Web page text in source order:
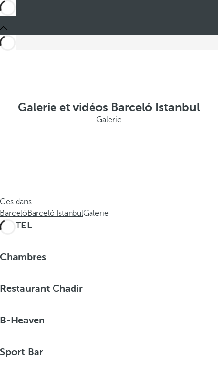
Galerie et vidéos Barceló Istanbul
Galerie
Ces dans
BarcelóBarceló IstanbulGalerie
HÔTEL
Chambres
Restaurant Chadir
B-Heaven
Sport Bar